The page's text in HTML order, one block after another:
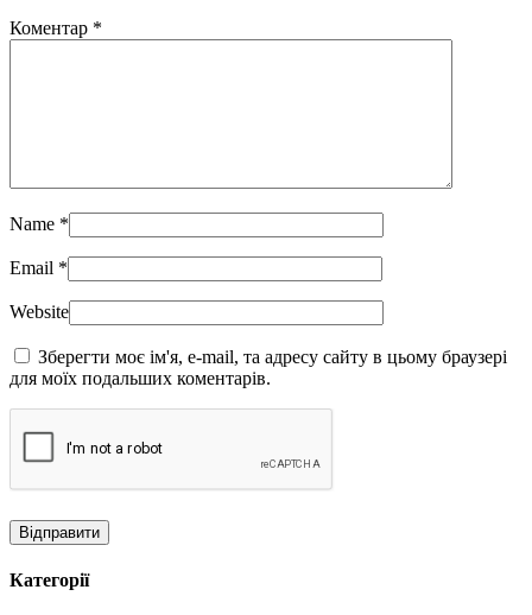
Коментар *
Name *
Email *
Website
Зберегти моє ім'я, e-mail, та адресу сайту в цьому браузері
для моїх подальших коментарів.
Категорії